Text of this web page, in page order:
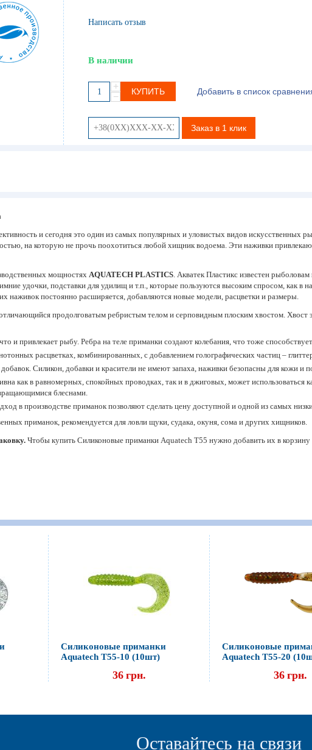
Написать отзыв
В наличии
+
−
КУПИТЬ Добавить в список
Заказ в 1 клик
и сегодня это один из самых популярных и уловистых видов искусственных
на которую не прочь поохотиться любой хищник водоема. Эти наживки
мощностях AQUATECH PLASTICS. Акватек Пластикс известен
удочки, подставки для удилищ и т.п., которые пользуются высоким спросом, как в
наживок постоянно расширяется, добавляются новые модели, расцветки и размеры.
продолговатым ребристым телом и серповидным плоским хвостом. Хвост
и привлекает рыбу. Ребра на теле приманки создают колебания, что тоже
расцветках, комбинированных, с добавлением голографических частиц –
Силикон, добавки и красители не имеют запаха, наживки безопасны для кожи и
как в равномерных, спокойных проводках, так и в джиговых, может использоваться
вращающимися блеснами.
в производстве приманок позволяют сделать цену доступной и одной из самых
приманок, рекомендуется для ловли щуки, судака, окуня, сома и других хищников.
Чтобы купить Силиконовые приманки Aquatech Т55 нужно добавить их в корзину
Силиконовые приманки
Aquatech Т55-10 (10шт)
36 грн.
Силиконовые
Aquatech Т55-20
36 грн.
Оставайтесь на связи